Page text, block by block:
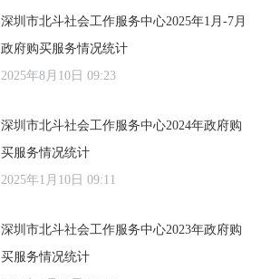
深圳市北斗社会工作服务中心2025年1月-7月
政府购买服务情况统计
2025年8月10日 09:23
深圳市北斗社会工作服务中心2024年政府购
买服务情况统计
2025年1月10日 09:11
深圳市北斗社会工作服务中心2023年政府购
买服务情况统计